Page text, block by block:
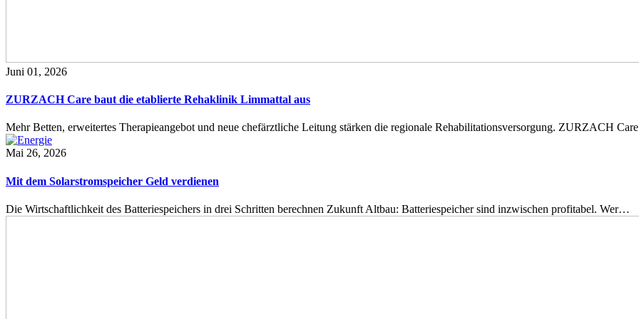
Juni 01, 2026
ZURZACH Care baut die etablierte Rehaklinik Limmattal aus
Mehr Betten, erweitertes Therapieangebot und neue chefärztliche Leitung stärken die regionale Rehabilitationsversorgung. ZURZACH
Mai 26, 2026
Mit dem Solarstromspeicher Geld verdienen
Die Wirtschaftlichkeit des Batteriespeichers in drei Schritten berechnen Zukunft Altbau: Batteriespeicher sind inzwischen profitabel. Wer…